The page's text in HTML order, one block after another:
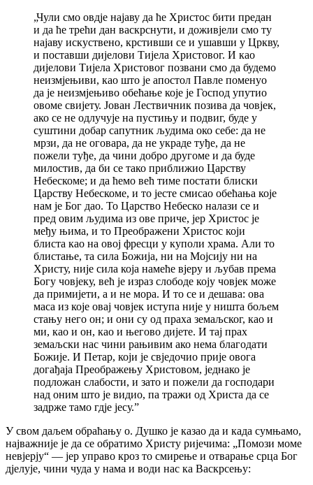
„Чули смо овдје најаву да ће Христос бити предан
и да ће трећи дан васкрснути, и доживјели смо ту
најаву искуствено, крстивши се и ушавши у Цркву,
и поставши дијелови Тијела Христовог. И као
дијелови Тијела Христовог позвани смо да будемо
неизмјењиви, као што је апостол Павле поменуо
да је неизмјењиво обећање које је Господ упутио
овоме свијету. Јован Лествичник позива да човјек,
ако се не одлучује на пустињу и подвиг, буде у
суштини добар сапутник људима око себе: да не
мрзи, да не оговара, да не украде туђе, да не
пожели туђе, да чини добро другоме и да буде
милостив, да би се тако приближио Царству
Небескоме; и да ћемо већ тиме постати блиски
Царству Небескоме, и то јесте смисао обећања које
нам је Бог дао. То Царство Небеско налази се и
пред овим људима из ове приче, јер Христос је
међу њима, и то Преображени Христос који
блиста као на овој фресци у куполи храма. Али то
блистање, та сила Божија, ни на Мојсију ни на
Христу, није сила која намеће вјеру и љубав према
Богу човјеку, већ је израз слободе коју човјек може
да примијети, а и не мора. И то се и дешава: ова
маса из које овај човјек иступа није у ништа бољем
стању него он; и они су од праха земаљског, као и
ми, као и он, као и његово дијете. И тај прах
земаљски нас чини рањивим ако нема благодати
Божије. И Петар, који је свједочио прије овога
догађаја Преображењу Христовом, једнако је
подложан слабости, и зато и пожели да господари
над оним што је видио, па тражи од Христа да се
задрже тамо гдје јесу.”
У свом даљем обраћању о. Душко је казао да и када сумњамо,
најважније је да се обратимо Христу ријечима: „Помози моме
невјерју“ — јер управо кроз то смирење и отварање срца Бог
дјелује, чини чуда у нама и води нас ка Васкрсењу: